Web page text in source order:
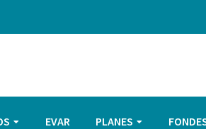
EVAR PLANES